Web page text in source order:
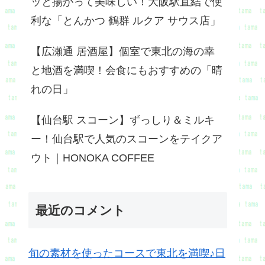
利な「とんかつ 鶴群 ルクア サウス店」
【広瀬通 居酒屋】個室で東北の海の幸
と地酒を満喫！会食にもおすすめの「晴
れの日」
【仙台駅 スコーン】ずっしり＆ミルキ
ー！仙台駅で人気のスコーンをテイクア
ウト｜HONOKA COFFEE
最近のコメント
旬の素材を使ったコースで東北を満喫♪日